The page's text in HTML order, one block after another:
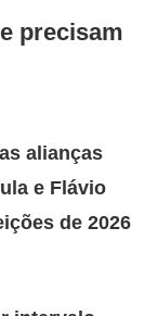
precisam
alianças
e Flávio
de 2026